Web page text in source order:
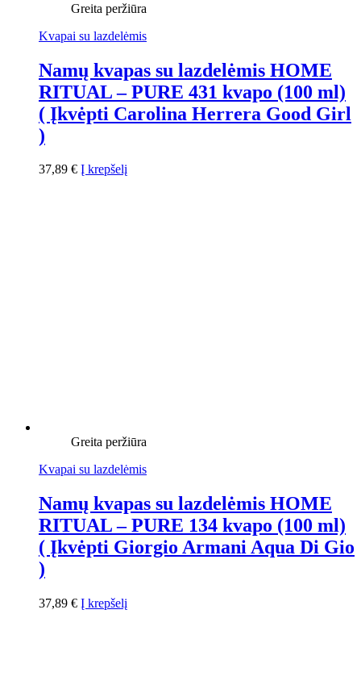
Greita peržiūra
Kvapai su lazdelėmis
Namų kvapas su lazdelėmis HOME
RITUAL – PURE 431 kvapo (100 ml)
( Įkvėpti Carolina Herrera Good Girl
)
37,89 € Į krepšelį
Greita peržiūra
Kvapai su lazdelėmis
Namų kvapas su lazdelėmis HOME
RITUAL – PURE 134 kvapo (100 ml)
( Įkvėpti Giorgio Armani Aqua Di Gio
)
37,89 € Į krepšelį